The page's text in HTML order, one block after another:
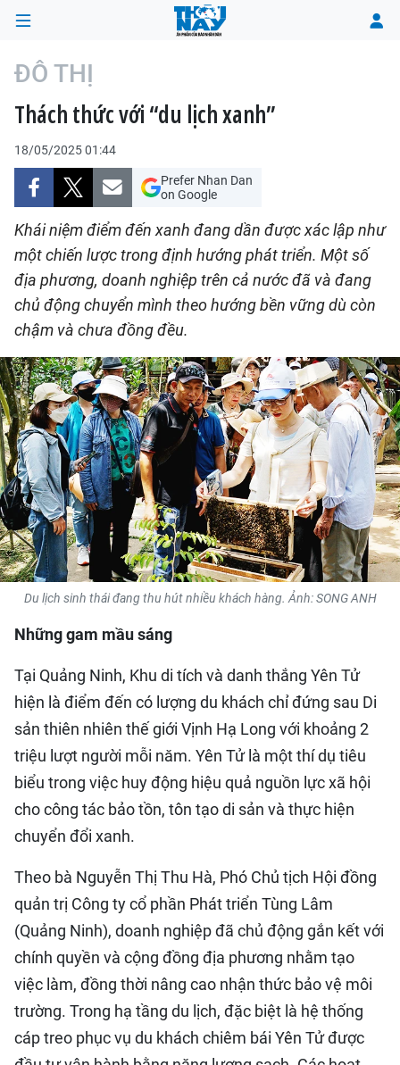
TRANG CHỦ
THỜI SỰ
CHÍNH TRỊ
XÃ HỘI
KINH TẾ
ĐÔ THỊ
VĂN HÓA - VĂN NGHỆ
QUỐC TẾ
THỂ THAO
DU LỊCH
HỒ SƠ - TƯ LIỆU
NHÂN DÂN ĐIỆN TỬ
NHÂN DÂN CUỐI TUẦN
ĐÔ THỊ
Thách thức với “du lịch xanh”
18/05/2025 01:44
Prefer Nhan Dan
on Google
Khái niệm điểm đến xanh đang dần được xác lập như
một chiến lược trong định hướng phát triển. Một số
địa phương, doanh nghiệp trên cả nước đã và đang
chủ động chuyển mình theo hướng bền vững dù còn
chậm và chưa đồng đều.
Du lịch sinh thái đang thu hút nhiều khách hàng. Ảnh: SONG ANH
Những gam mầu sáng
Tại Quảng Ninh, Khu di tích và danh thắng Yên Tử
hiện là điểm đến có lượng du khách chỉ đứng sau Di
sản thiên nhiên thế giới Vịnh Hạ Long với khoảng 2
triệu lượt người mỗi năm. Yên Tử là một thí dụ tiêu
biểu trong việc huy động hiệu quả nguồn lực xã hội
cho công tác bảo tồn, tôn tạo di sản và thực hiện
chuyển đổi xanh.
Theo bà Nguyễn Thị Thu Hà, Phó Chủ tịch Hội đồng
quản trị Công ty cổ phần Phát triển Tùng Lâm
(Quảng Ninh), doanh nghiệp đã chủ động gắn kết với
chính quyền và cộng đồng địa phương nhằm tạo
việc làm, đồng thời nâng cao nhận thức bảo vệ môi
trường. Trong hạ tầng du lịch, đặc biệt là hệ thống
cáp treo phục vụ du khách chiêm bái Yên Tử được